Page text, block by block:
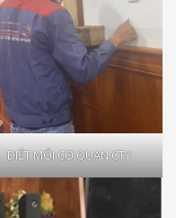
DIỆT MỐI CƠ QUAN CTY